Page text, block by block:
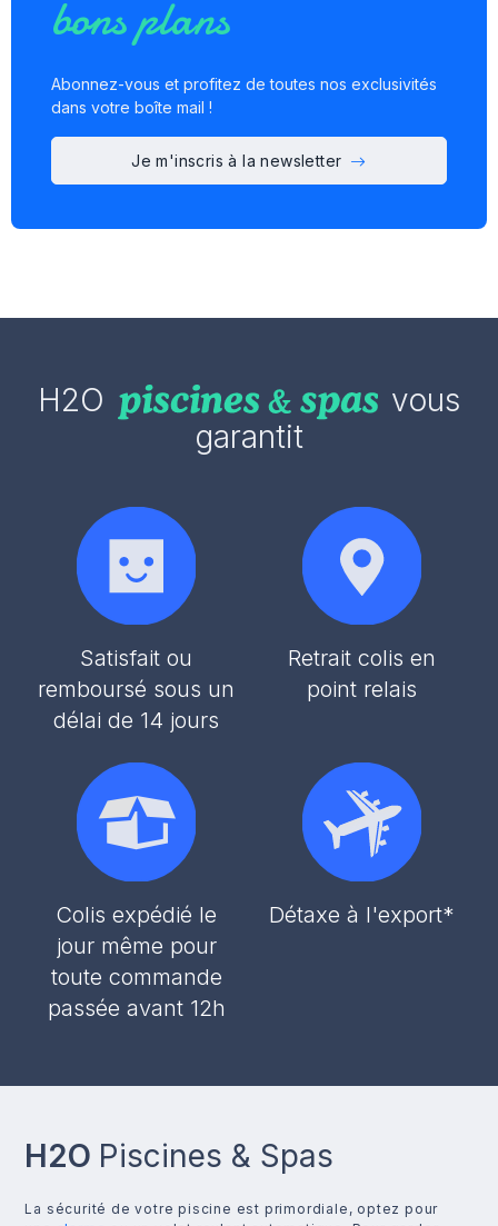
bons plans
Abonnez-vous et profitez de toutes nos exclusivités
dans votre boîte mail !
Je m'inscris à la newsletter
H2O
vous
garantit
Satisfait ou
remboursé sous un
délai de 14 jours
Retrait colis en
point relais
Colis expédié le
jour même pour
toute commande
passée avant 12h
Détaxe à l'export*
H2O Piscines & Spas
La sécurité de votre piscine est primordiale, optez pour